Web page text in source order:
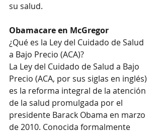
su salud.
Obamacare en McGregor
¿Qué es la Ley del Cuidado de Salud
a Bajo Precio (ACA)?
La Ley del Cuidado de Salud a Bajo
Precio (ACA, por sus siglas en inglés)
es la reforma integral de la atención
de la salud promulgada por el
presidente Barack Obama en marzo
de 2010. Conocida formalmente